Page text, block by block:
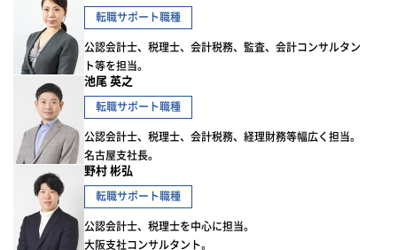
転職サポート職種
公認会計士、税理士、会計税務、監査、会計コンサルタン
ト等を担当。
池尾 英之
転職サポート職種
公認会計士、税理士、会計税務、経理財務等幅広く担当。
名古屋支社長。
野村 彬弘
転職サポート職種
公認会計士、税理士を中心に担当。
大阪支社コンサルタント。